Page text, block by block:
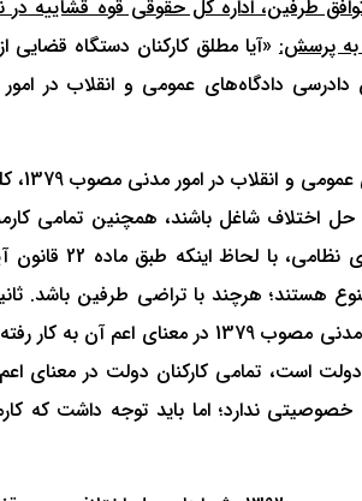
«آیا مطلق کارکنان دستگاه قضایی
«اولاً،
اختلاف شاغل باشند، همچنین تمامی
ماده 469 قانون آیین دادرسی دادگاه‌های عمومی و انقلاب در
است، تمامی کارکنان دولت در معنای
ندارد؛ اما باید توجه داشت که